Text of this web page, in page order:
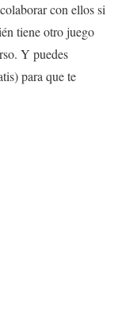
con ellos si
tiene otro juego
Y puedes
para que te